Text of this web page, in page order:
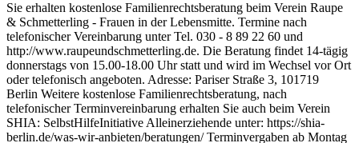
Sie erhalten kostenlose Familienrechtsberatung beim Verein Raupe
& Schmetterling - Frauen in der Lebensmitte. Termine nach
telefonischer Vereinbarung unter Tel. 030 - 8 89 22 60 und
http://www.raupeundschmetterling.de. Die Beratung findet 14-tägig
donnerstags von 15.00-18.00 Uhr statt und wird im Wechsel vor Ort
oder telefonisch angeboten. Adresse: Pariser Straße 3, 101719
Berlin Weitere kostenlose Familienrechtsberatung, nach
telefonischer Terminvereinbarung erhalten Sie auch beim Verein
SHIA: SelbstHilfeInitiative Alleinerziehende unter: https://shia-
berlin.de/was-wir-anbieten/beratungen/ Terminvergaben ab Montag